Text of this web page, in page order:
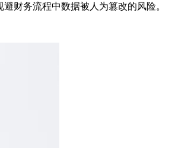
财务流程中数据被人为篡改的风险。